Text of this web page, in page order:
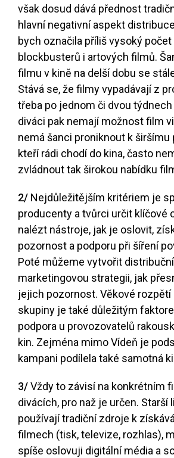
však dosud dává přednost
hlavní negativní aspekt
bych označila příliš vysoký
blockbusterů i artových filmů.
filmu v kině na delší dobu se
Stává se, že filmy vypadávají z
třeba po jednom či dvou
diváci pak nemají možnost film
nemá šanci proniknout k širšímu
kteří rádi chodí do kina, často
zvládnout tak širokou nabídku
2/ Nejdůležitějším kritériem je
producenty a tvůrci určit klíčové
nalézt nástroje, jak je oslovit,
pozornost a podporu při šíření
Poté můžeme vytvořit
marketingovou strategii, jak
jejich pozornost. Věkové rozpětí
skupiny je také důležitým
podpora u provozovatelů
kin. Zejména mimo Vídeň je
kampani podílela také samotná
3/Vždy to závisí na konkrétním
divácích, pro naž je určen. Starší
používají tradiční zdroje k
filmech (tisk, televize, rozhlas),
spíše oslovuji digitální média a